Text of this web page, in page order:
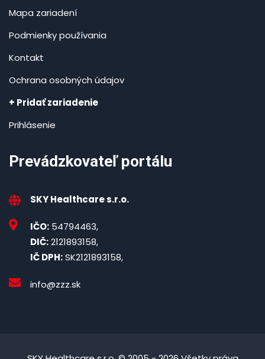
Mapa zariadení
Podmienky používania
Kontakt
Ochrana osobných údajov
+ Pridať zariadenie
Prihlásenie
Prevádzkovateľ portálu
SKY Healthcare s.r.o.
IČO: 54794463,
DIČ:2121893158,
IČ DPH:SK2121893158,
info@zzz.sk